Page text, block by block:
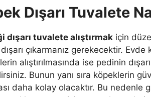
Dışarı Tuvalete
dışarı tuvalete alıştırmak için
çıkarmanız gerekecektir.
alıştırılmasında ise pedinin
Bunun yanı sıra köpeklerin
daha kolay olacaktır. Bu